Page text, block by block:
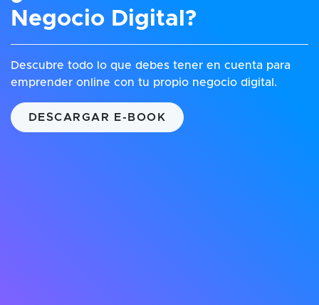
Negocio Digital?
Descubre todo lo que debes tener en cuenta para
emprender online con tu propio negocio digital.
DESCARGAR E-BOOK